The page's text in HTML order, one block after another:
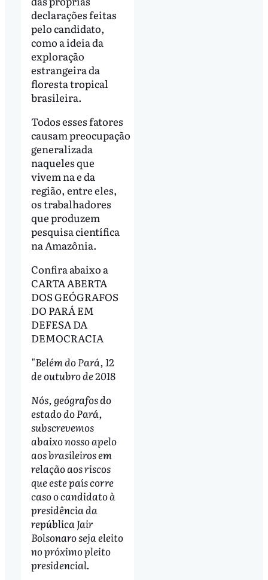
declarações feitas
pelo candidato,
como a ideia da
exploração
estrangeira da
floresta tropical
brasileira.
Todos esses fatores
causam preocupação
generalizada
naqueles que
vivem na e da
região, entre eles,
os trabalhadores
que produzem
pesquisa científica
na Amazônia.
Confira abaixo a
CARTA ABERTA
DOS GEÓGRAFOS
DO PARÁ EM
DEFESA DA
DEMOCRACIA
"Belém do Pará, 12
de outubro de 2018
Nós, geógrafos do
estado do Pará,
subscrevemos
abaixo nosso apelo
aos brasileiros em
relação aos riscos
que este país corre
caso o candidato à
presidência da
república Jair
Bolsonaro seja eleito
no próximo pleito
presidencial.